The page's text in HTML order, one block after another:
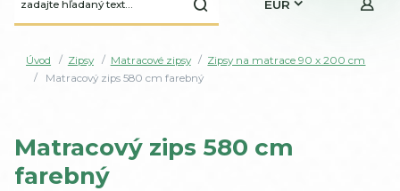
EUR
Úvod Zipsy Matracové zipsy
Zipsy na matrace 90 x 200 cm
Matracový zips 580 cm farebný
Matracový zips 580 cm
farebný